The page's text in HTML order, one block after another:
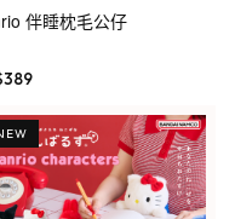
伴睡枕毛公仔
389